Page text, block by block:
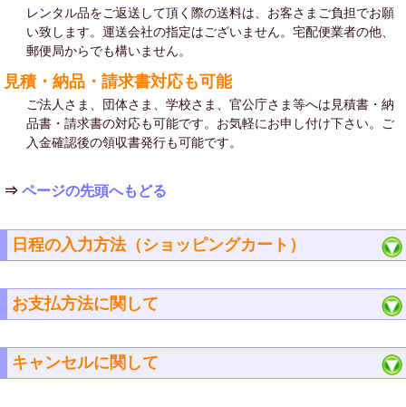
レンタル品をご返送して頂く際の送料は、お客さまご負担でお願
い致します。運送会社の指定はございません。宅配便業者の他、
郵便局からでも構いません。
見積・納品・請求書対応も可能
ご法人さま、団体さま、学校さま、官公庁さま等へは見積書・納
品書・請求書の対応も可能です。お気軽にお申し付け下さい。ご
入金確認後の領収書発行も可能です。
⇒ページの先頭へもどる
日程の入力方法（ショッピングカート）
お支払方法に関して
キャンセルに関して